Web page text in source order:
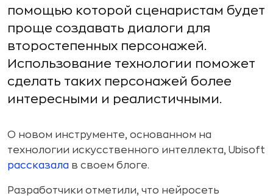
помощью которой сценаристам будет
проще создавать диалоги для
второстепенных персонажей.
Использование технологии поможет
сделать таких персонажей более
интересными и реалистичными.
О новом инструменте, основанном на
технологии искусственного интеллекта, Ubisoft
рассказала в своем блоге.
Разработчики отметили, что нейросеть